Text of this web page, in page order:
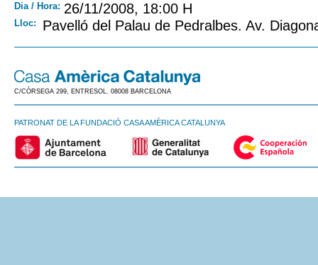
Dia / Hora: 26/11/2008, 18:00 H
Lloc: Pavelló del Palau de Pedralbes. Av.
C/CÒRSEGA 299, ENTRESOL. 08008 BARCELONA
PATRONAT DE LA FUNDACIÓ CASA AMÈRICA CATALUNYA